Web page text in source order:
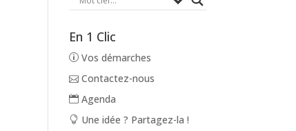
En 1 Clic
Vos démarches
Contactez-nous
Agenda
Une idée ? Partagez-la !